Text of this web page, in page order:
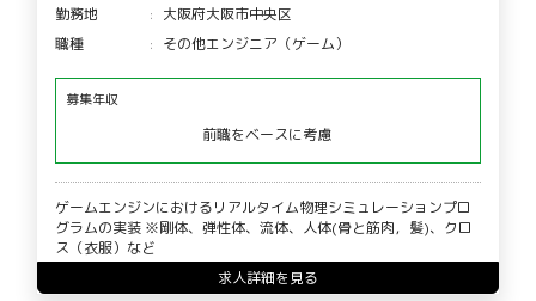
勤務地
大阪府大阪市中央区
職種
その他エンジニア（ゲーム）
募集年収
前職をベースに考慮
ゲームエンジンにおけるリアルタイム物理シミュレーションプロ
グラムの実装 ※剛体、弾性体、流体、人体(骨と筋肉，髪)、クロ
ス（衣服）など
求人詳細を見る